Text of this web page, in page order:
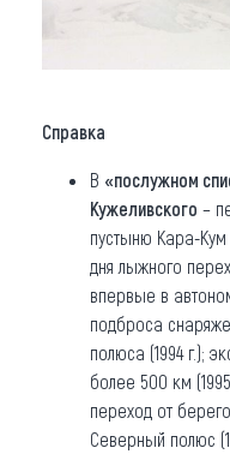
Справка
В «послужном
Кужеливского –
пустыню Кара-Кум
дня лыжного
впервые в
подброса
полюса (1994 г.);
более 500 км
переход от
Северный полюс